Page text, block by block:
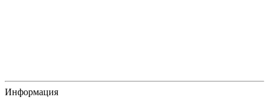
Информация